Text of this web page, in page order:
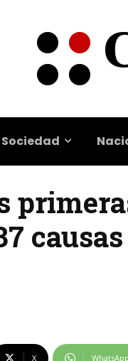
Sociedad
X WhatsApp